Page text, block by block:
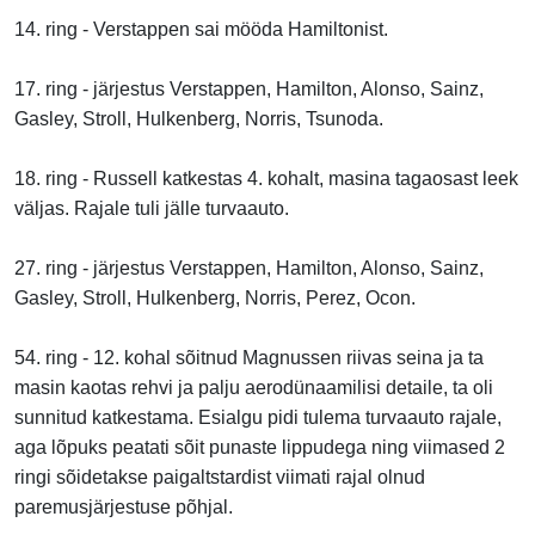
14. ring - Verstappen sai mööda Hamiltonist.
17. ring - järjestus Verstappen, Hamilton, Alonso, Sainz,
Gasley, Stroll, Hulkenberg, Norris, Tsunoda.
18. ring - Russell katkestas 4. kohalt, masina tagaosast leek
väljas. Rajale tuli jälle turvaauto.
27. ring - järjestus Verstappen, Hamilton, Alonso, Sainz,
Gasley, Stroll, Hulkenberg, Norris, Perez, Ocon.
54. ring - 12. kohal sõitnud Magnussen riivas seina ja ta
masin kaotas rehvi ja palju aerodünaamilisi detaile, ta oli
sunnitud katkestama. Esialgu pidi tulema turvaauto rajale,
aga lõpuks peatati sõit punaste lippudega ning viimased 2
ringi sõidetakse paigaltstardist viimati rajal olnud
paremusjärjestuse põhjal.